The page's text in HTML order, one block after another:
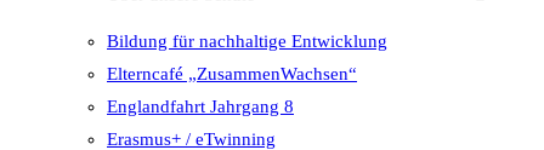
Bildung für nachhaltige Entwicklung
Elterncafé „ZusammenWachsen“
Englandfahrt Jahrgang 8
Erasmus+ / eTwinning